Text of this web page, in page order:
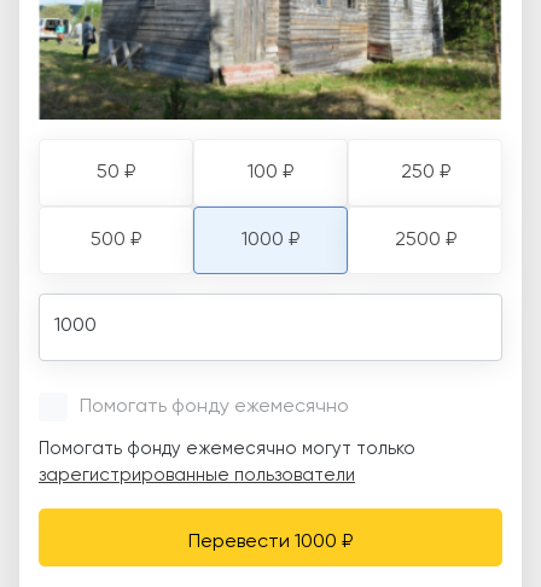
50 ₽ 100 ₽ 250 ₽
500 ₽ 1000 ₽ 2500 ₽
Помогать фонду ежемесячно
Помогать фонду ежемесячно могут только
зарегистрированные пользователи
Перевести 1000 ₽